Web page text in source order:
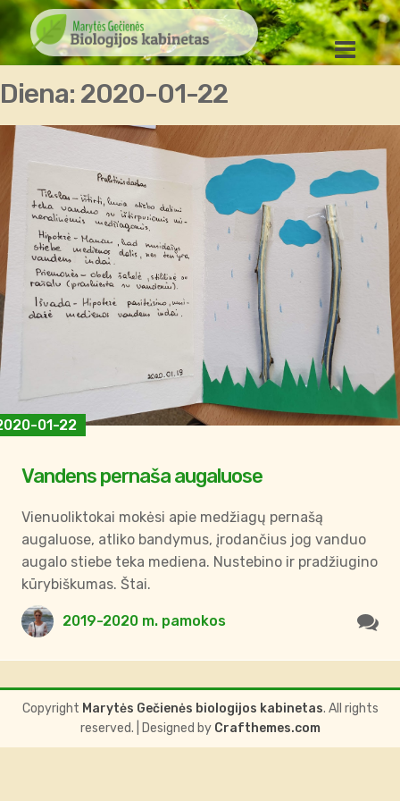
Diena: 2020-01-22
01-22
Vandens pernaša augaluose
Vienuoliktokai mokėsi apie medžiagų pernašą
augaluose, atliko bandymus, įrodančius jog vanduo
augalo stiebe teka mediena. Nustebino ir pradžiugino
kūrybiškumas. Štai.
2019-2020 m. pamokos
Copyright Marytės Gečienės biologijos kabinetas. All rights
reserved.
| Designed by Crafthemes.com